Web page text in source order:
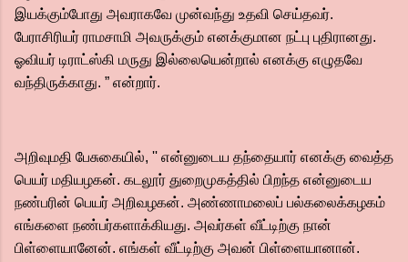
இயக்கும்போது அவராகவே முன்வந்து உதவி செய்தவர்.
பேராசிரியர் ராமசாமி அவருக்கும் எனக்குமான நட்பு புதிரானது.
ஓவியர் டிராட்ஸ்கி மருது இல்லையென்றால் எனக்கு எழுதவே
வந்திருக்காது. ” என்றார்.
அறிவுமதி பேசுகையில், '' என்னுடைய தந்தையார் எனக்கு வைத்த
பெயர் மதியழகன். கடலூர் துறைமுகத்தில் பிறந்த என்னுடைய
நண்பரின் பெயர் அறிவழகன். அண்ணாமலைப் பல்கலைக்கழகம்
எங்களை நண்பர்களாக்கியது. அவர்கள் வீட்டிற்கு நான்
பிள்ளையானேன். எங்கள் வீட்டிற்கு அவன் பிள்ளையானான்.